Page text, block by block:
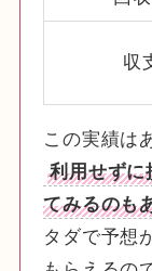
収
この実績は
利用せずに
てみるのも
タダで予想